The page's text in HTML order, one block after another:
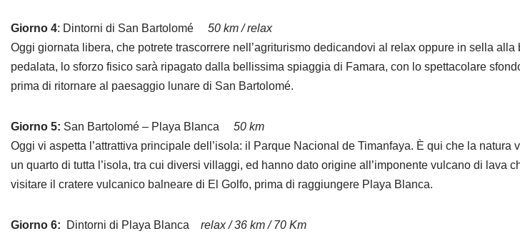
Giorno 4: Dintorni di San Bartolomé 50 km / relax
Oggi giornata libera, che potrete trascorrere nell’agriturismo dedicandovi al relax oppure in sella
pedalata, lo sforzo fisico sarà ripagato dalla bellissima spiaggia di Famara, con lo spettacolare
prima di ritornare al paesaggio lunare di San Bartolomé.
Giorno 5: San Bartolomé – Playa Blanca 50 km
Oggi vi aspetta l’attrattiva principale dell’isola: il Parque Nacional de Timanfaya. È qui che la
un quarto di tutta l’isola, tra cui diversi villaggi, ed hanno dato origine all’imponente vulcano di
visitare il cratere vulcanico balneare di El Golfo, prima di raggiungere Playa Blanca.
Giorno 6: Dintorni di Playa Blanca relax / 36 km / 70 Km